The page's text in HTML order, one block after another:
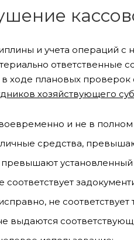
и учета операций
ответственные
ходе плановых проверок
хозяйствующего
и не в
средства,
установленный
соответствует
не
выдаются